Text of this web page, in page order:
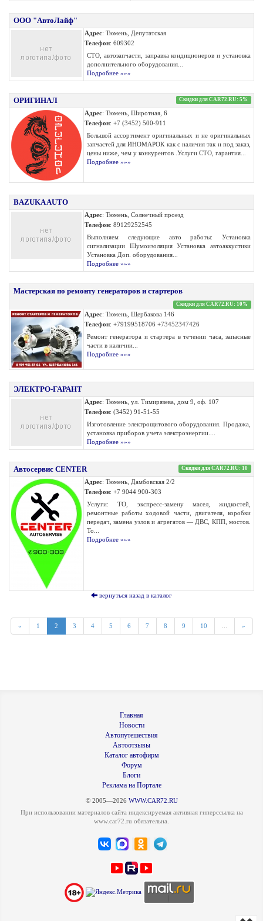
ООО "АвтоЛайф"
Адрес: Тюмень, Депутатская
Телефон: 609302
СТО, автозапчасти, заправка кондиционеров и установка
дополнительного оборудования...
Подробнее »»»
ОРИГИНАЛ Скидки для CAR72.RU: 5%
Адрес: Тюмень, Широтная, 6
Телефон: +7 (3452) 500-911
Большой ассортимент оригинальных и не оригинальных
запчастей для ИНОМАРОК как с наличия так и под заказ,
цены ниже, чем у конкурентов .Услуги СТО, гарантия...
Подробнее »»»
BAZUKA AUTO
Адрес: Тюмень, Солнечный проезд
Телефон: 89129252545
Выполняем следующие авто работы: Установка
сигнализации Шумоизоляция Установка автоаккустики
Установка Доп. оборудования...
Подробнее »»»
Мастерская по ремонту генераторов и стартеров
Скидки для CAR72.RU: 10%
Адрес: Тюмень, Щербакова 146
Телефон: +79199518706 +73452347426
Ремонт генератора и стартера в течении часа, запасные
части в наличии...
Подробнее »»»
ЭЛЕКТРО-ГАРАНТ
Адрес: Тюмень, ул. Тимирязева, дом 9, оф. 107
Телефон: (3452) 91-51-55
Изготовление электрощитового оборудования. Продажа,
установка приборов учета электроэнергии....
Подробнее »»»
Автосервис CENTER Скидки для CAR72.RU: 10
Адрес: Тюмень, Дамбовская 2/2
Телефон: +7 9044 900-303
Услуги: ТО, экспресс-замену масел, жидкостей,
ремонтные работы ходовой части, двигателя, коробки
передач, замена узлов и агрегатов — ДВС, КПП, мостов.
То...
Подробнее »»»
вернуться назад в каталог
« 1 2 3 4 5 6 7 8 9 10 »
Главная
Новости
Автопутешествия
Автоотзывы
Каталог автофирм
Форум
Блоги
Реклама на Портале
© 2005—2026 WWW.CAR72.RU
При использовании материалов сайта индексируемая активная гиперссылка на
www.car72.ru обязательна.